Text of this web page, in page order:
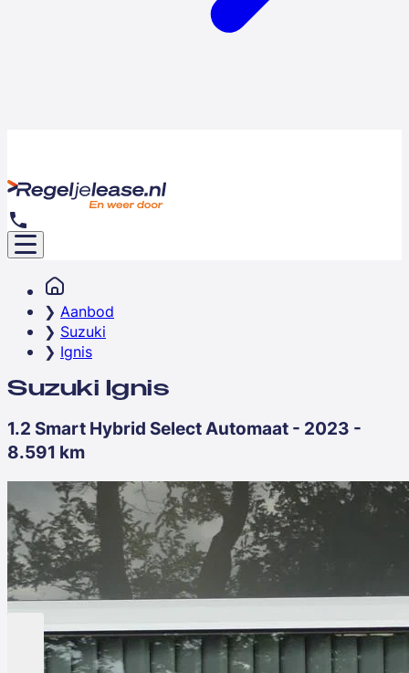
Aanbod
Suzuki
Ignis
Suzuki Ignis
1.2 Smart Hybrid Select Automaat - 2023 -
8.591 km